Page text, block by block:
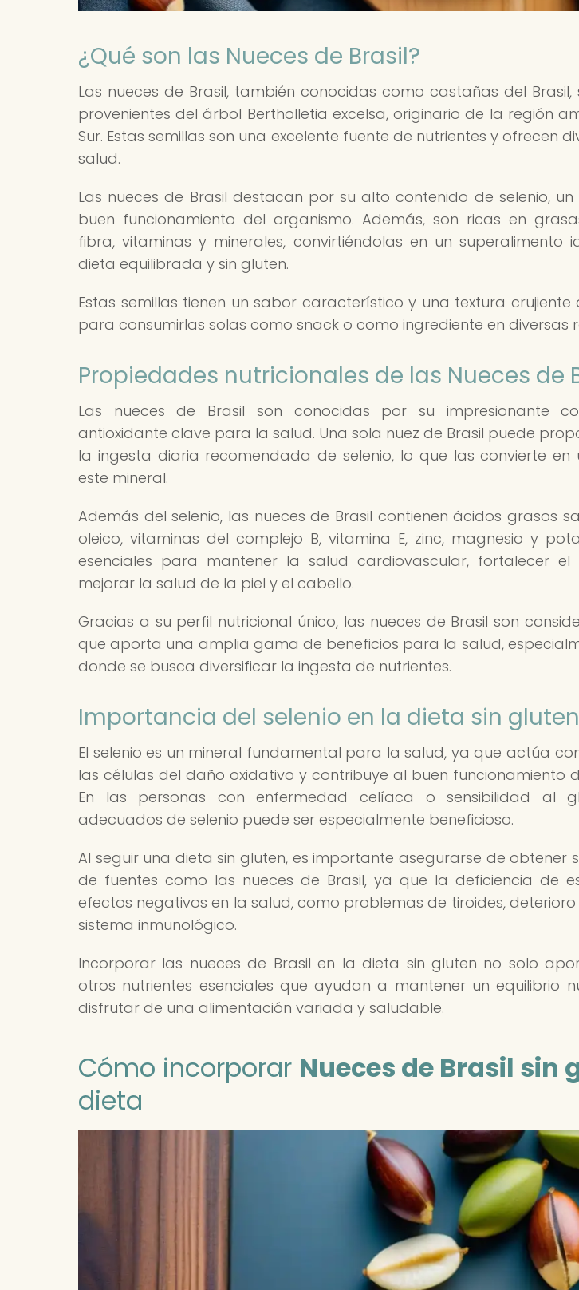
¿Qué son las Nueces de Brasil?
Las nueces de Brasil, también conocidas como castañas del Brasil,
provenientes del árbol Bertholletia excelsa, originario de la región
Sur. Estas semillas son una excelente fuente de nutrientes y ofrecen
salud.
Las nueces de Brasil destacan por su alto contenido de selenio,
buen funcionamiento del organismo. Además, son ricas en
fibra, vitaminas y minerales, convirtiéndolas en un superalimento
dieta equilibrada y sin gluten.
Estas semillas tienen un sabor característico y una textura
para consumirlas solas como snack o como ingrediente en diversas
Propiedades nutricionales de las Nueces de
Las nueces de Brasil son conocidas por su impresionante
antioxidante clave para la salud. Una sola nuez de Brasil puede
la ingesta diaria recomendada de selenio, lo que las convierte en
este mineral.
Además del selenio, las nueces de Brasil contienen ácidos grasos
oleico, vitaminas del complejo B, vitamina E, zinc, magnesio y
esenciales para mantener la salud cardiovascular, fortalecer el
mejorar la salud de la piel y el cabello.
Gracias a su perfil nutricional único, las nueces de Brasil son
que aporta una amplia gama de beneficios para la salud,
donde se busca diversificar la ingesta de nutrientes.
Importancia del selenio en la dieta sin gluten
El selenio es un mineral fundamental para la salud, ya que actúa
las células del daño oxidativo y contribuye al buen funcionamiento
En las personas con enfermedad celíaca o sensibilidad al
adecuados de selenio puede ser especialmente beneficioso.
Al seguir una dieta sin gluten, es importante asegurarse de obtener
de fuentes como las nueces de Brasil, ya que la deficiencia de
efectos negativos en la salud, como problemas de tiroides,
sistema inmunológico.
Incorporar las nueces de Brasil en la dieta sin gluten no solo
otros nutrientes esenciales que ayudan a mantener un equilibrio
disfrutar de una alimentación variada y saludable.
Cómo incorporar Nueces de Brasil sin
dieta